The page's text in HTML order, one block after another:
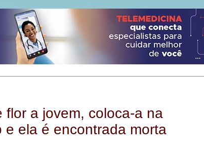
flor a jovem, coloca-a na
e ela é encontrada morta